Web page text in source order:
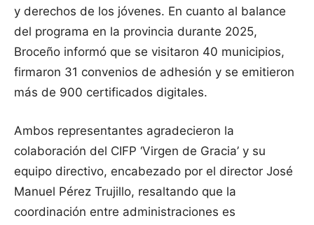
y derechos de los jóvenes. En cuanto al balance
del programa en la provincia durante 2025,
Broceño informó que se visitaron 40 municipios,
firmaron 31 convenios de adhesión y se emitieron
más de 900 certificados digitales.
Ambos representantes agradecieron la
colaboración del CIFP ‘Virgen de Gracia’ y su
equipo directivo, encabezado por el director José
Manuel Pérez Trujillo, resaltando que la
coordinación entre administraciones es